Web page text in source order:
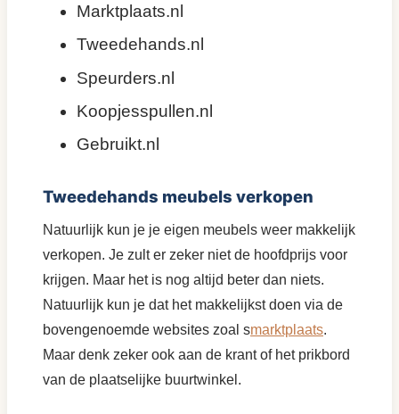
Marktplaats.nl
Tweedehands.nl
Speurders.nl
Koopjesspullen.nl
Gebruikt.nl
Tweedehands meubels verkopen
Natuurlijk kun je je eigen meubels weer makkelijk
verkopen. Je zult er zeker niet de hoofdprijs voor
krijgen. Maar het is nog altijd beter dan niets.
Natuurlijk kun je dat het makkelijkst doen via de
bovengenoemde websites zoal smarktplaats.
Maar denk zeker ook aan de krant of het prikbord
van de plaatselijke buurtwinkel.